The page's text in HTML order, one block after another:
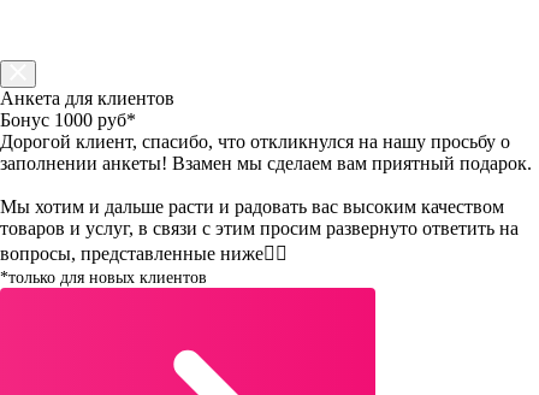
Анкета для клиентов
Бонус 1000 руб*
Дорогой клиент, спасибо, что откликнулся на нашу просьбу о
заполнении анкеты! Взамен мы сделаем вам приятный подарок.
Мы хотим и дальше расти и радовать вас высоким качеством
товаров и услуг, в связи с этим просим развернуто ответить на
вопросы, представленные ниже👇🏻
*только для новых клиентов